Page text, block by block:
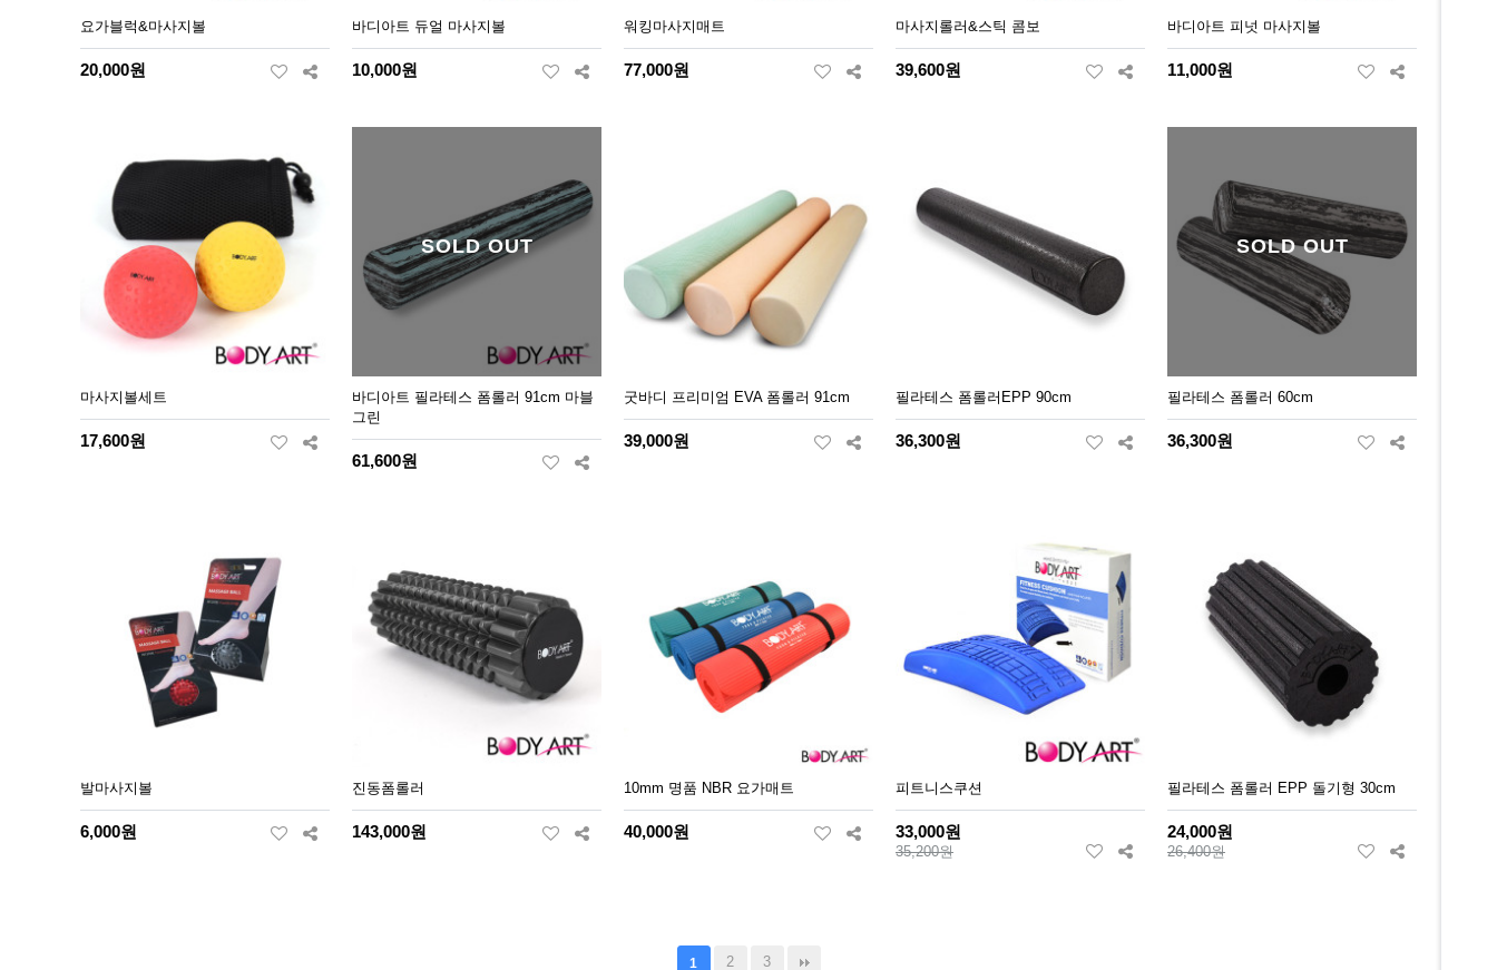
요가블럭&마사지볼
20,000원
바디아트 듀얼 마사지볼
10,000원
워킹마사지매트
77,000원
마사지롤러&스틱 콤보
39,600원
바디아트 피넛 마사지볼
11,000원
마사지볼세트
17,600원
SOLD OUT
바디아트 필라테스 폼롤러 91cm 마블
그린
61,600원
굿바디 프리미엄 EVA 폼롤러 91cm
39,000원
필라테스 폼롤러EPP 90cm
36,300원
SOLD OUT
필라테스 폼롤러 60cm
36,300원
발마사지볼
6,000원
진동폼롤러
143,000원
10mm 명품 NBR 요가매트
40,000원
피트니스쿠션
33,000원
35,200원
필라테스 폼롤러 EPP 돌기형 30cm
24,000원
26,400원
1 2 3